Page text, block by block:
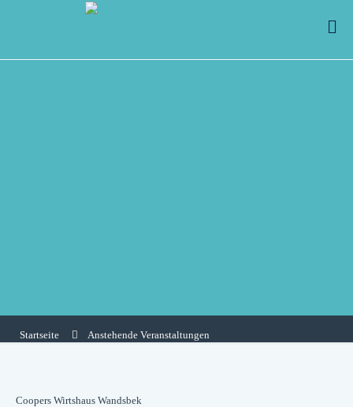
Startseite Anstehende Veranstaltungen
Coopers Wirtshaus Wandsbek